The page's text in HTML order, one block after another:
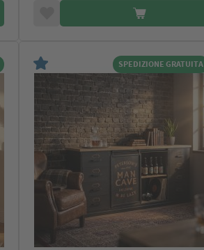
SPEDIZIONE GRATUITA